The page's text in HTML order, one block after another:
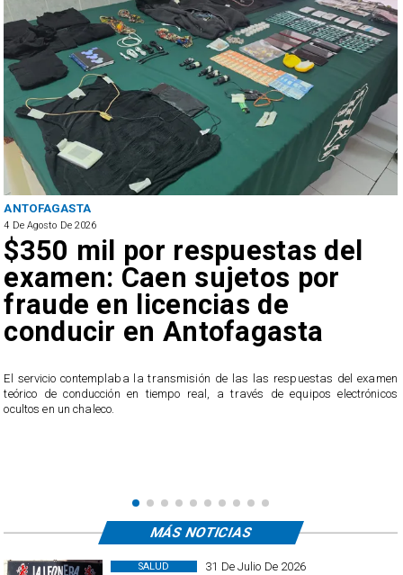
ANTOFAGASTA
4 De Agosto De 2026
$350 mil por respuestas del
examen: Caen sujetos por
fraude en licencias de
conducir en Antofagasta
El servicio contemplaba la transmisión de las las respuestas del examen
teórico de conducción en tiempo real, a través de equipos electrónicos
ocultos en un chaleco.
31 De Julio De 2026
SALUD
MÁS NOTICIAS